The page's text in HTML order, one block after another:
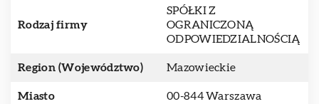
Rodzaj firmy
SPÓŁKI Z
OGRANICZONĄ
ODPOWIEDZIALNOŚCIĄ
Region (Województwo) Mazowieckie
Miasto 00-844 Warszawa